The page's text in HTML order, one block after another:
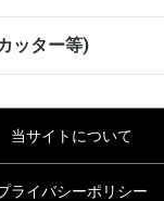
ッター等)
当サイトについて
ライバシーポリシー